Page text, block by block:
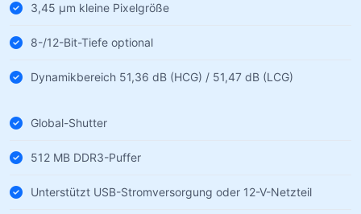
3,45 µm kleine Pixelgröße
8-/12-Bit-Tiefe optional
Dynamikbereich 51,36 dB (HCG) / 51,47 dB (LCG)
Global-Shutter
512 MB DDR3-Puffer
Unterstützt USB-Stromversorgung oder 12-V-Netzteil